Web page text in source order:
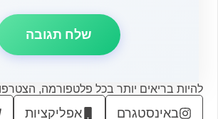
להיות בריאים יותר בכל פלטפורמה, הצטרפו
באינסטגרם אפליקציות